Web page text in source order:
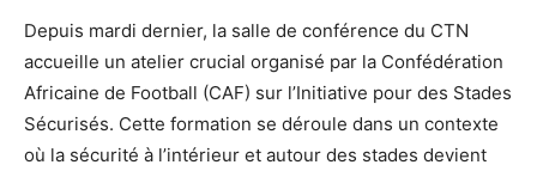
Depuis mardi dernier, la salle de conférence du CTN
accueille un atelier crucial organisé par la Confédération
Africaine de Football (CAF) sur l’Initiative pour des Stades
Sécurisés. Cette formation se déroule dans un contexte
où la sécurité à l’intérieur et autour des stades devient